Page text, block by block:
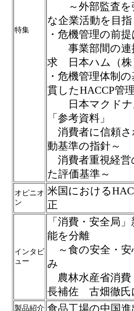
特集
～外部監査を
な企業活動を目
・危機管理の前
事業部間の連
求 日本ハム（株
・危機管理体制
貫したHACCP管
日本マクドナ
「参考資料」
消費者に信頼さ
動基準の指針～
消費者重視経営
た評価基準～
オピニオ
ン
米国における
正
インタビ
ュー
「消費・安全局
能を分離
～食の安全・安
み
農林水産省消
長補佐 古畑徹氏
製品紹介